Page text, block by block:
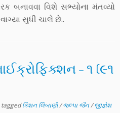
બનાવવા વિશે સભ્યોના મંતવ્યો
સુધી ચાલે છે..
– ૧ (૯૧
taggedકિશન લિંબાણી/જલ્પા જૈન/જીજ્ઞેશ